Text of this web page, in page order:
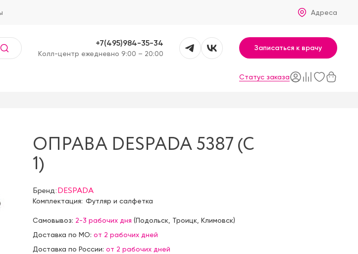
Адреса
+7(495)984-35-34
Kолл-центр ежедневно 9:00 – 20:00
Записаться к врачу
Статус заказа
ОПРАВА DESPADA 5387 (C
1)
Бренд:DESPADA
Комплектация: Футляр и салфетка
Самовывоз: 2-3 рабочих дня (Подольск, Троицк, Климовск)
Доставка по МО: от 2 рабочих дней
Доставка по России: от 2 рабочих дней